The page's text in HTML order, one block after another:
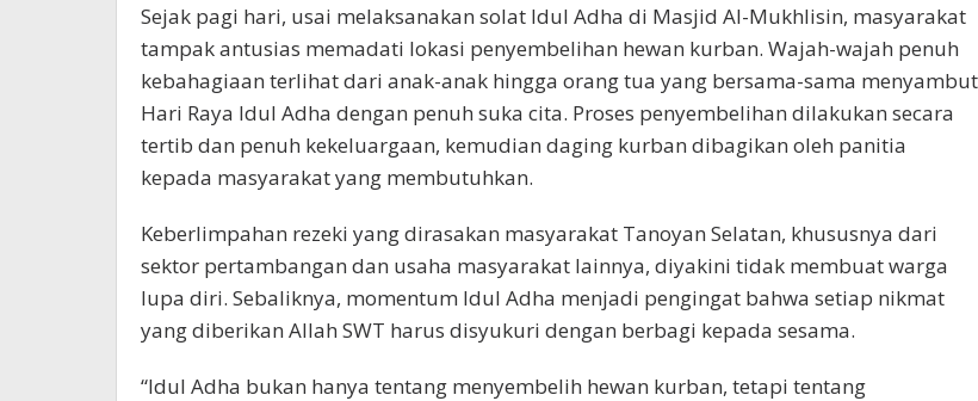
Sejak pagi hari, usai melaksanakan solat Idul Adha di Masjid Al-Mukhlisin, masyarakat
tampak antusias memadati lokasi penyembelihan hewan kurban. Wajah-wajah penuh
kebahagiaan terlihat dari anak-anak hingga orang tua yang bersama-sama menyambut
Hari Raya Idul Adha dengan penuh suka cita. Proses penyembelihan dilakukan secara
tertib dan penuh kekeluargaan, kemudian daging kurban dibagikan oleh panitia
kepada masyarakat yang membutuhkan.
Keberlimpahan rezeki yang dirasakan masyarakat Tanoyan Selatan, khususnya dari
sektor pertambangan dan usaha masyarakat lainnya, diyakini tidak membuat warga
lupa diri. Sebaliknya, momentum Idul Adha menjadi pengingat bahwa setiap nikmat
yang diberikan Allah SWT harus disyukuri dengan berbagi kepada sesama.
“Idul Adha bukan hanya tentang menyembelih hewan kurban, tetapi tentang